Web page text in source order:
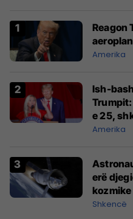
Reagon
Amerika
Ish-
e 25,
Amerika
erë
kozmike
Shkencë